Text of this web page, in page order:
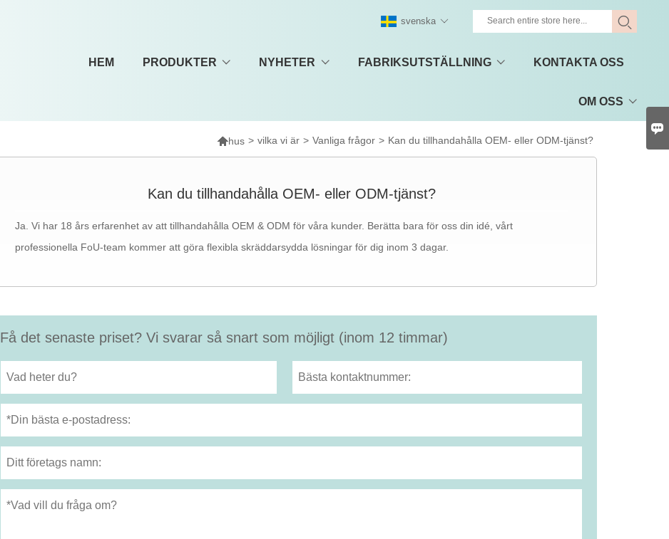
HEM PRODUKTER NYHETER FABRIKSUTSTÄLLNING KONTAKTA OSS
OM OSS
svenska
hus > vilka vi är > Vanliga frågor > Kan du tillhandahålla OEM- eller ODM-tjänst?
Kan du tillhandahålla OEM- eller ODM-tjänst?
Ja. Vi har 18 års erfarenhet av att tillhandahålla OEM & ODM för våra kunder. Berätta bara för oss din idé, vårt
professionella FoU-team kommer att göra flexibla skräddarsydda lösningar för dig inom 3 dagar.
Få det senaste priset? Vi svarar så snart som möjligt (inom 12 timmar)
